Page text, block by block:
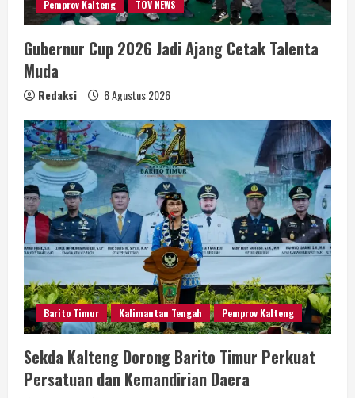
Pemprov Kalteng
TOV NEWS
Gubernur Cup 2026 Jadi Ajang Cetak Talenta
Muda
Redaksi 8 Agustus 2026
Barito Timur Kalimantan Tengah Pemprov Kalteng
Sekda Kalteng Dorong Barito Timur Perkuat
Persatuan dan Kemandirian Daera